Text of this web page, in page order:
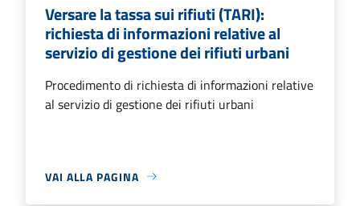
Versare la tassa sui rifiuti (TARI):
richiesta di informazioni relative al
servizio di gestione dei rifiuti urbani
Procedimento di richiesta di informazioni relative
al servizio di gestione dei rifiuti urbani
VAI ALLA PAGINA